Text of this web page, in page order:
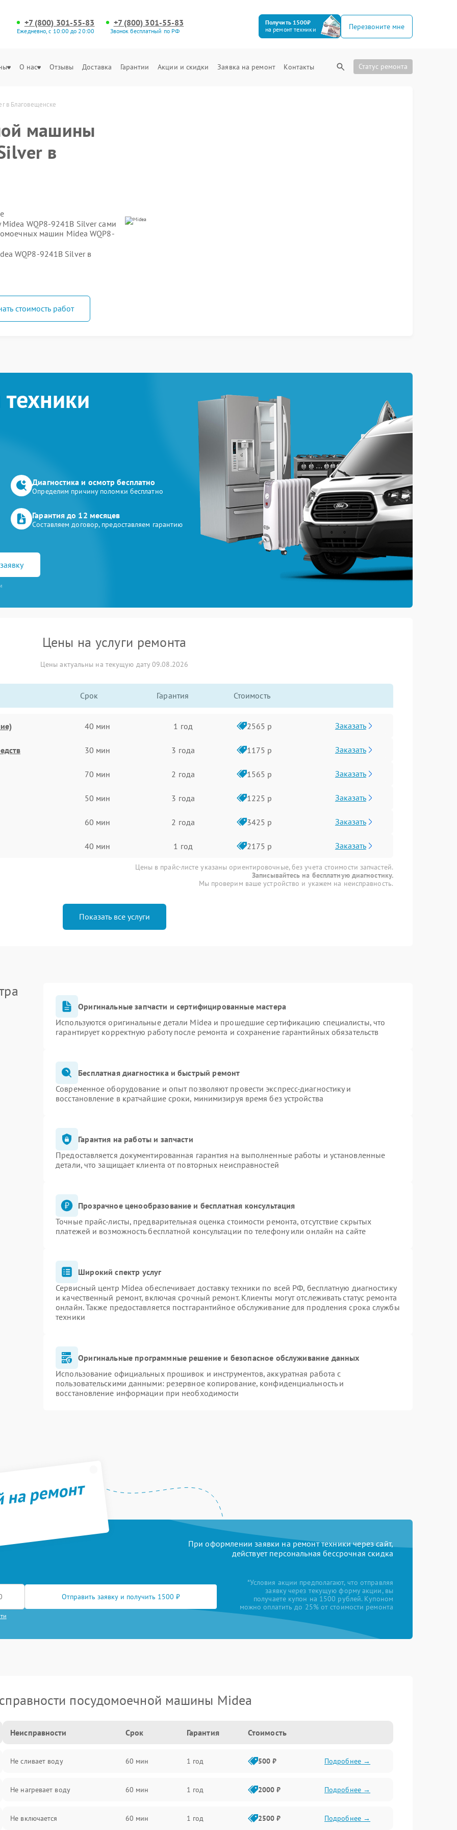
+7 (800) 301-55-83
Ежедневно, с 10:00 до 20:00
+7 (800) 301-55-83
Звонок бесплатный по РФ
Получить 1500₽
на ремонт техники
Перезвоните мне
О нас Отзывы Доставка Гарантии Акции и скидки Заявка на ремонт Контакты Статус ремонта
в Благовещенске
машины
в
WQP8-9241В Silver сами
машин Midea WQP8-
WQP8-9241В Silver в
стоимость работ
Диагностика и осмотр бесплатно
Определим причину поломки бесплатно
Гарантия до 12 месяцев
Составляем договор, предоставляем гарантию
Цены на услуги ремонта
Цены актуальны на текущую дату 09.08.2026
Срок Гарантия Стоимость
40 мин 1 год 2565 р Заказать
30 мин 3 года 1175 р Заказать
70 мин 2 года 1565 р Заказать
50 мин 3 года 1225 р Заказать
60 мин 2 года 3425 р Заказать
40 мин 1 год 2175 р Заказать
Цены в прайс-листе указаны ориентировочные, без учета стоимости запчастей.
Записывайтесь на бесплатную диагностику.
Мы проверим ваше устройство и укажем на неисправность.
Показать все услуги
Оригинальные запчасти и сертифицированные мастера
Используются оригинальные детали Midea и прошедшие сертификацию специалисты, что
гарантирует корректную работу после ремонта и сохранение гарантийных обязательств
Бесплатная диагностика и быстрый ремонт
Современное оборудование и опыт позволяют провести экспресс-диагностику и
восстановление в кратчайшие сроки, минимизируя время без устройства
Гарантия на работы и запчасти
Предоставляется документированная гарантия на выполненные работы и установленные
детали, что защищает клиента от повторных неисправностей
Прозрачное ценообразование и бесплатная консультация
Точные прайс-листы, предварительная оценка стоимости ремонта, отсутствие скрытых
платежей и возможность бесплатной консультации по телефону или онлайн на сайте
Широкий спектр услуг
Сервисный центр Midea обеспечивает доставку техники по всей РФ, бесплатную диагностику
и качественный ремонт, включая срочный ремонт. Клиенты могут отслеживать статус ремонта
онлайн. Также предоставляется постгарантийное обслуживание для продления срока службы
техники
Оригинальные программные решение и безопасное обслуживание данных
Использование официальных прошивок и инструментов, аккуратная работа с
пользовательскими данными: резервное копирование, конфиденциальность и
восстановление информации при необходимости
ремонт
При оформлении заявки на ремонт техники через сайт,
действует персональная бессрочная скидка
Отправить заявку и получить 1500 ₽
*Условия акции предполагают, что отправляя
заявку через текущую форму акции, вы
получаете купон на 1500 рублей. Купоном
можно оплатить до 25% от стоимости ремонта
посудомоечной машины Midea
Неисправности Срок Гарантия Стоимость
Не сливает воду 60 мин 1 год 500 ₽ Подробнее →
Не нагревает воду 60 мин 1 год 2000 ₽ Подробнее →
Не включается 60 мин 1 год 2500 ₽ Подробнее →